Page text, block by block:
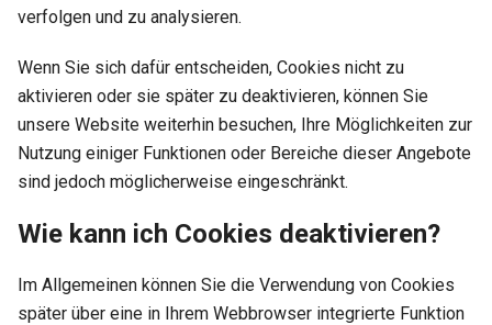
verfolgen und zu analysieren.
Wenn Sie sich dafür entscheiden, Cookies nicht zu
aktivieren oder sie später zu deaktivieren, können Sie
unsere Website weiterhin besuchen, Ihre Möglichkeiten zur
Nutzung einiger Funktionen oder Bereiche dieser Angebote
sind jedoch möglicherweise eingeschränkt.
Wie kann ich Cookies deaktivieren?
Im Allgemeinen können Sie die Verwendung von Cookies
später über eine in Ihrem Webbrowser integrierte Funktion